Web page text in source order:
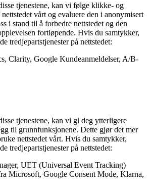
tjenestene, kan vi følge klikke- og
vårt og evaluere den i anonymisert
i stand til å forbedre nettstedet og den
fortløpende. Hvis du samtykker,
tredjepartstjenester på nettstedet:
Clarity, Google Kundeanmeldelser, A/B-
tjenestene, kan vi gi deg ytterligere
til grunnfunksjonene. Dette gjør det mer
nettstedet vårt. Hvis du samtykker,
tredjepartstjenester på nettstedet:
UET (Universal Event Tracking)
Microsoft, Google Consent Mode, Klarna,